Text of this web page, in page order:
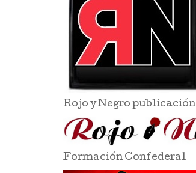
Rojo y Negro publicación
Formación Confederal